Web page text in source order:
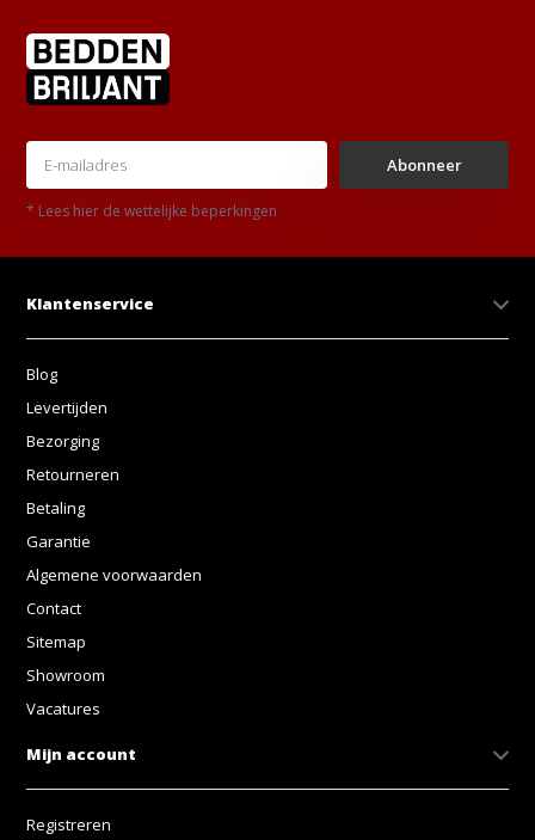
Abonneer
* Lees hier de wettelijke beperkingen
Klantenservice
Blog
Levertijden
Bezorging
Retourneren
Betaling
Garantie
Algemene voorwaarden
Contact
Sitemap
Showroom
Vacatures
Mijn account
Registreren